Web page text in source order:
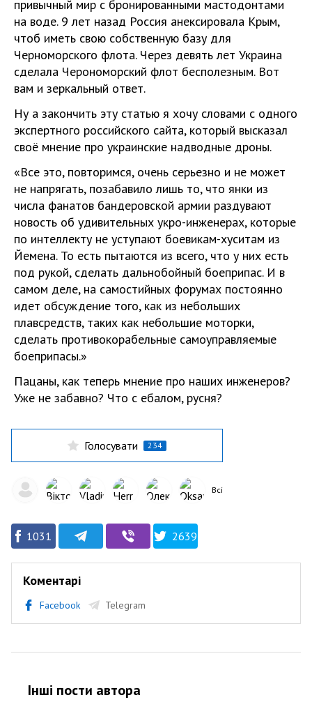
привычный мир с бронированными мастодонтами
на воде. 9 лет назад Россия анексировала Крым,
чтоб иметь свою собственную базу для
Черноморского флота. Через девять лет Украина
сделала Черономорский флот бесполезным. Вот
вам и зеркальный ответ.
Ну а закончить эту статью я хочу словами с одного
экспертного российского сайта, который высказал
своё мнение про украинские надводные дроны.
«Все это, повторимся, очень серьезно и не может
не напрягать, позабавило лишь то, что янки из
числа фанатов бандеровской армии раздувают
новость об удивительных укро-инженерах, которые
по интеллекту не уступают боевикам-хуситам из
Йемена. То есть пытаются из всего, что у них есть
под рукой, сделать дальнобойный боеприпас. И в
самом деле, на самостийных форумах постоянно
идет обсуждение того, как из небольших
плавсредств, таких как небольшие моторки,
сделать противокорабельные самоуправляемые
боеприпасы.»
Пацаны, как теперь мнение про наших инженеров?
Уже не забавно? Что с ебалом, русня?
Голосувати 234
Всі
1031 2639
Коментарі
Facebook Telegram
Інші пости автора